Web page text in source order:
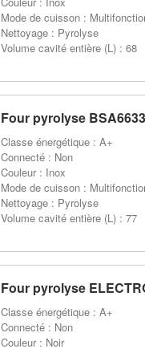
Mode de cuisson :
Nettoyage : Pyrolyse
Volume cavité entière (L) : 68
Four pyrolyse
Classe énergétique : A+
Connecté : Non
Couleur : Inox
Mode de cuisson :
Nettoyage : Pyrolyse
Volume cavité entière (L) : 77
Four pyrolyse
Classe énergétique : A+
Connecté : Non
Couleur : Noir